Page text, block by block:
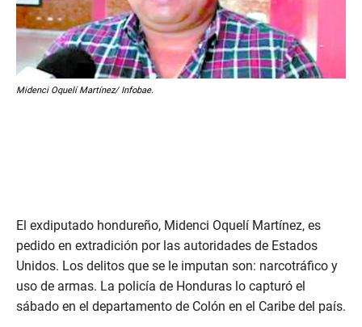
Midenci Oquelí Martínez/ Infobae.
El exdiputado hondureño, Midenci Oquelí Martínez, es
pedido en extradición por las autoridades de Estados
Unidos. Los delitos que se le imputan son: narcotráfico y
uso de armas. La policía de Honduras lo capturó el
sábado en el departamento de Colón en el Caribe del país.